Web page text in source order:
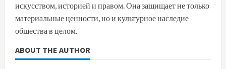
искусством, историей и правом. Она защищает не только
материальные ценности, но и культурное наследие
общества в целом.
ABOUT THE AUTHOR